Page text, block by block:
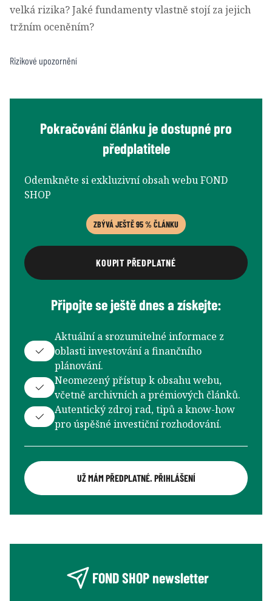
velká rizika? Jaké fundamenty vlastně stojí za jejich
tržním oceněním?
Rizikové upozornění
Pokračování článku je dostupné pro
předplatitele
Odemkněte si exkluzivní obsah webu FOND
SHOP
ZBÝVÁ JEŠTĚ 95 % ČLÁNKU
KOUPIT PŘEDPLATNÉ
Připojte se ještě dnes a získejte:
Aktuální a srozumitelné informace z
oblasti investování a finančního
plánování.
Neomezený přístup k obsahu webu,
včetně archivních a prémiových článků.
Autentický zdroj rad, tipů a know-how
pro úspěšné investiční rozhodování.
UŽ MÁM PŘEDPLATNÉ. PŘIHLÁŠENÍ
FOND SHOP newsletter